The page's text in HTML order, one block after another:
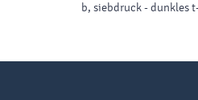
Schutzfunktion/ohne
b, siebdruck - dunkles